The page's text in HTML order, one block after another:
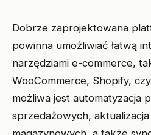
Dobrze zaprojektowana
powinna umożliwiać łatwą
narzędziami e-commerce,
WooCommerce, Shopify,
możliwa jest automatyzacja
sprzedażowych,